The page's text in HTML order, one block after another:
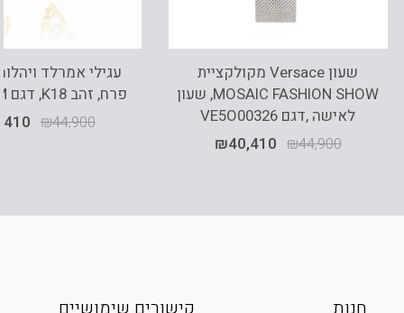
שעון Versace מקולקציית
MOSAIC FASHION SHOW, שעון
לאישה ,דגם VE5O00326
₪44,900
₪40,410
עגילי אמרלד
פרח, זהב K18, דגם SE1812EM
₪44,900